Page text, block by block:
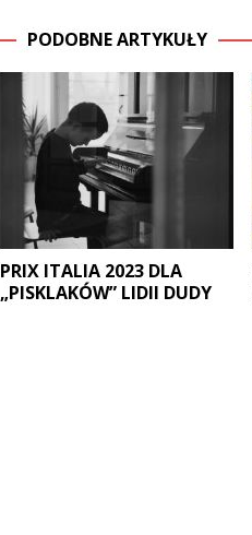
PODOBNE ARTYKUŁY
PRIX ITALIA 2023 DLA
„PISKLAKÓW” LIDII DUDY